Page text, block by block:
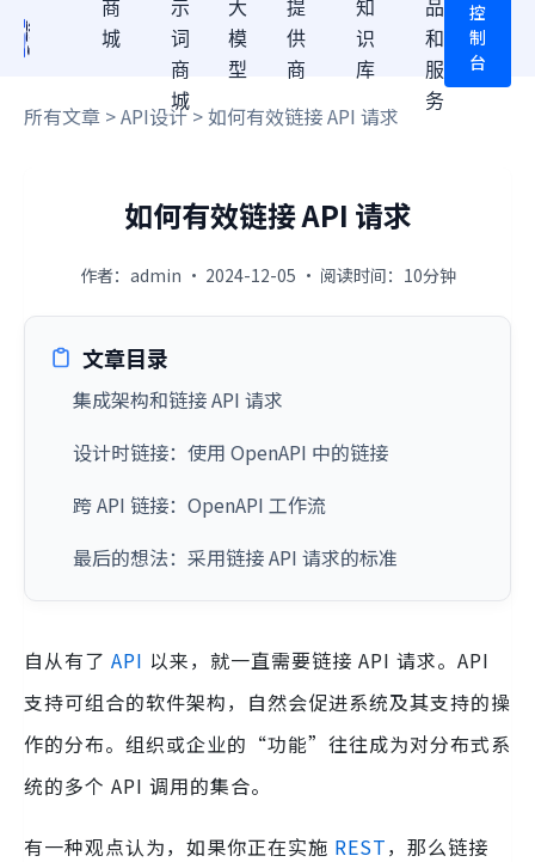
商
城
示
词
商
城
大
模
型
提
供
商
知
识
库
品
和
服
务
控
制
台
所有文章 >API设计> 如何有效链接 API 请求
如何有效链接 API 请求
作者：admin · 2024-12-05 · 阅读时间：10分钟
文章目录
集成架构和链接 API 请求
设计时链接：使用 OpenAPI 中的链接
跨 API 链接：OpenAPI 工作流
最后的想法：采用链接 API 请求的标准
自从有了 API 以来，就一直需要链接 API 请求。API
支持可组合的软件架构，自然会促进系统及其支持的操
作的分布。组织或企业的“功能”往往成为对分布式系
统的多个 API 调用的集合。
有一种观点认为，如果你正在实施 REST，那么链接